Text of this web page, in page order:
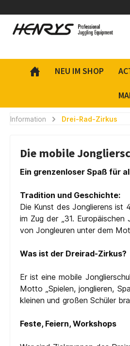
NEU IM SHOP
Information Drei-Rad-Zirkus
Die mobile
Ein grenzenloser Spaß für
Tradition und Geschichte:
Die Kunst des Jonglierens ist
im Zug der „31.
von Jongleuren unter dem
Was ist der Dreirad-Zirkus?
Er ist eine mobile
Motto „Spielen, jonglieren,
kleinen und großen Schüler
Feste, Feiern, Workshops